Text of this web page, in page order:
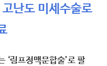
난도 미세수술로
림프정맥문합술’로 팔